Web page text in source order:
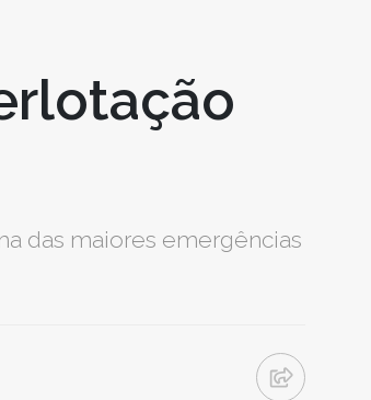
das maiores emergências